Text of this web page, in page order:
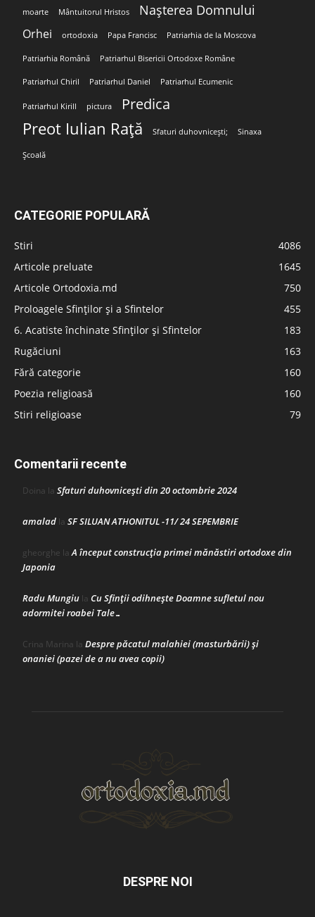
moarte Mântuitorul Hristos Nașterea Domnului
Orhei ortodoxia Papa Francisc Patriarhia de la Moscova
Patriarhia Română Patriarhul Bisericii Ortodoxe Române
Patriarhul Chiril Patriarhul Daniel Patriarhul Ecumenic
Patriarhul Kirill pictura Predica
Preot Iulian Rață Sfaturi duhovnicești; Sinaxa
Școală
CATEGORIE POPULARĂ
Stiri
4086
Articole preluate
1645
Articole Ortodoxia.md
750
Proloagele Sfinților și a Sfintelor
455
6. Acatiste închinate Sfinților și Sfintelor
183
Rugăciuni
163
Fără categorie
160
Poezia religioasă
160
Stiri religioase
79
Comentarii recente
Doina la Sfaturi duhovnicești din 20 octombrie 2024
amalad la SF SILUAN ATHONITUL -11/ 24 SEPEMBRIE
gheorghe laA început construcţia primei mănăstiri ortodoxe din
Japonia
Radu Mungiu la Cu Sfinții odihnește Doamne sufletul nou
adormitei roabei Tale…
Crina Marina la Despre păcatul malahiei (masturbării) şi
onaniei (pazei de a nu avea copii)
DESPRE NOI